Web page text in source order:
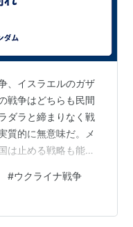
、イスラエルのガザ
戦争はどちらも民間
ダラと締まりなく戦
質的に無意味だ。メ
は止める戦略も能力
序維持を要求する抑
するうちにAIによる
があり、AIのための
#ウクライナ戦争